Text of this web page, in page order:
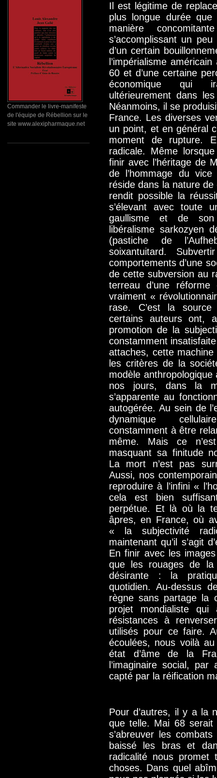
Commander le livre-manifeste
de l'équipe de Rébellion sur le
site www.alexipharmaque.net
Il est légitime de
plus longue durée que
manière
s’accomplissant un
d’un certain
l’impérialisme
60 et d’une certaine
économique qui
ultérieurement dans
Néanmoins, il se
France. Les diverses
un point, et en général
moment de rupture.
radicale. Même
finir avec l’héritage de
de l’hommage du
réside dans la nature
rendit possible la
s’élevant avec toute
gaullisme et de son
libéralisme sarkozyen
(pastiche de
soixantuitard.
comportements d’une
de cette subversion au
terreau d’une
vraiment «
rase. C’est la
certains auteurs ont,
promotion de la
constamment
attaches, cette
les critères de la
modèle
nos jours, dans la
s’apparente au
autogérée. Au sein de
dynamique
constamment à être
même. Mais ce
masquant sa finitude
La mort n’est pas
Aussi, nos
reproduire à l’infini «
cela est bien
perpétue. Et là où la
âpres, en France, où
« la subjectivité
maintenant qu’il s’agit
En finir avec les
que les rouages de la
désirante : la
quotidien. Au-dessus
règne sans partage la
projet mondialiste
résistances à
utilisés pour ce faire.
écoulées, nous voilà
état d’âme de la
l’imaginaire social,
capté par la réification
Pour d’autres, il y a la
que telle. Mai 68 serait
s’abreuver les
baissé les bras et
radicalité nous promet
choses. Dans quel